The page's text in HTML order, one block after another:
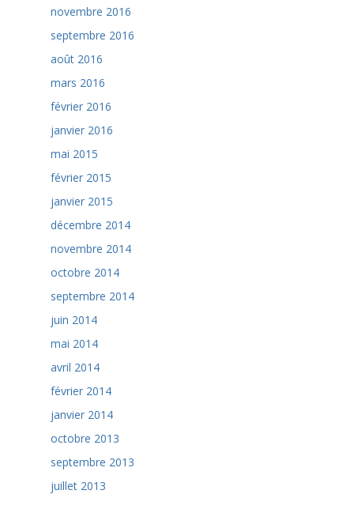
novembre 2016
septembre 2016
août 2016
mars 2016
février 2016
janvier 2016
mai 2015
février 2015
janvier 2015
décembre 2014
novembre 2014
octobre 2014
septembre 2014
juin 2014
mai 2014
avril 2014
février 2014
janvier 2014
octobre 2013
septembre 2013
juillet 2013